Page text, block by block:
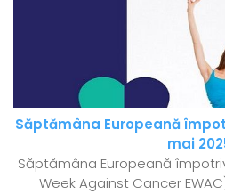
Săptămâna Europeană
mai
Săptămâna Europeană
Week Against Cancer